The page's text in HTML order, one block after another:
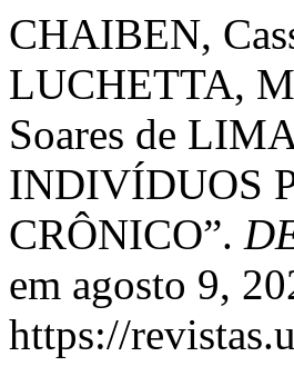
CHAIBEN,
LUCHETTA,
Soares de
INDIVÍDUOS
CRÔNICO”.
em agosto 9,
https://